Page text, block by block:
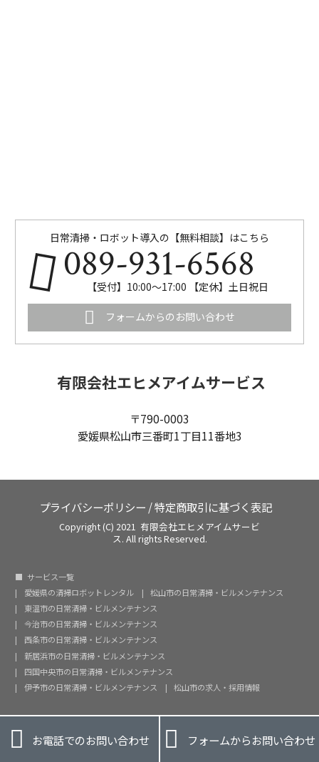
日常清掃・ロボット導入の【無料相談】はこちら
089-931-6568
【受付】10:00～17:00 【定休】土日祝日
フォームからのお問い合わせ
有限会社エヒメアイムサービス
〒790-0003
愛媛県松山市三番町1丁目11番地3
プライバシーポリシー /特定商取引に基づく表記
Copyright (C) 2021 有限会社エヒメアイムサービ
ス. All rights Reserved.
サービス一覧
愛媛県の清掃ロボットレンタル
松山市の日常清掃・ビルメンテナンス
東温市の日常清掃・ビルメンテナンス
今治市の日常清掃・ビルメンテナンス
西条市の日常清掃・ビルメンテナンス
新居浜市の日常清掃・ビルメンテナンス
四国中央市の日常清掃・ビルメンテナンス
伊予市の日常清掃・ビルメンテナンス
松山市の求人・採用情報
 お電話でのお問い合わせ  フォームからお問い合わせ